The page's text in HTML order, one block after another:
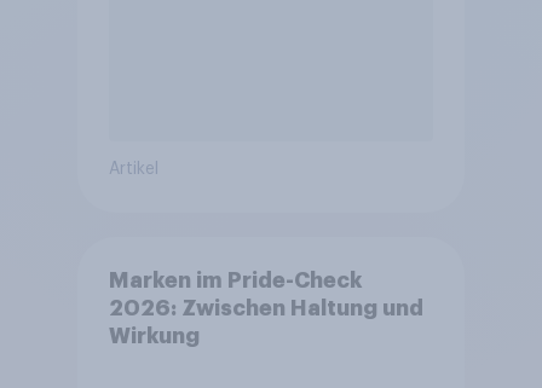
Artikel
Marken im Pride-Check
2026: Zwischen Haltung und
Wirkung